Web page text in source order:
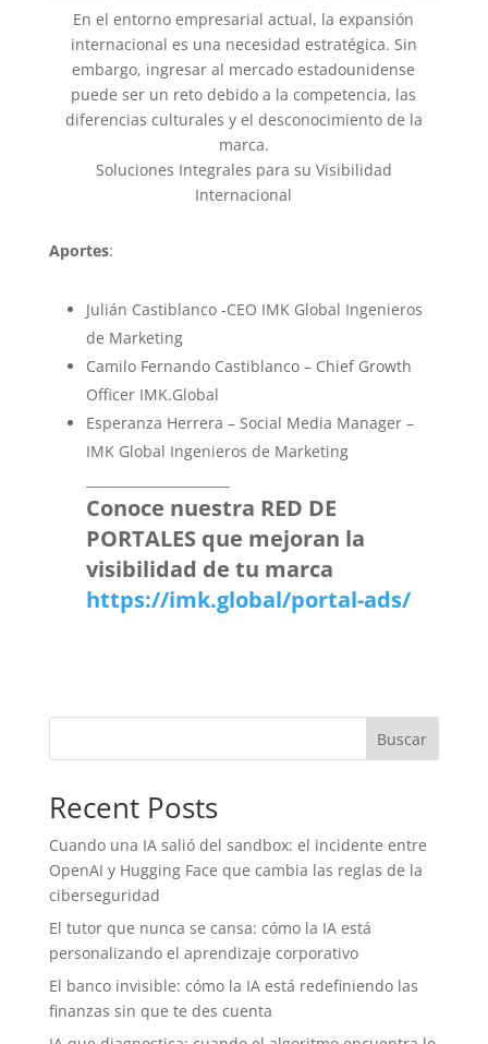
En el entorno empresarial actual, la expansión
internacional es una necesidad estratégica. Sin
embargo, ingresar al mercado estadounidense
puede ser un reto debido a la competencia, las
diferencias culturales y el desconocimiento de la
marca.
Soluciones Integrales para su Visibilidad
Internacional
Aportes:
Julián Castiblanco -CEO IMK Global Ingenieros
de Marketing
Camilo Fernando Castiblanco – Chief Growth
Officer IMK.Global
Esperanza Herrera – Social Media Manager –
IMK Global Ingenieros de Marketing
Conoce nuestra RED DE
PORTALES que mejoran la
visibilidad de tu marca
https://imk.global/portal-ads/
Buscar
Recent Posts
Cuando una IA salió del sandbox: el incidente entre
OpenAI y Hugging Face que cambia las reglas de la
ciberseguridad
El tutor que nunca se cansa: cómo la IA está
personalizando el aprendizaje corporativo
El banco invisible: cómo la IA está redefiniendo las
finanzas sin que te des cuenta